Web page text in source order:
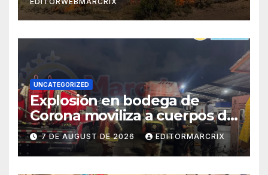
UNCATEGORIZED
Explosión en bodega de
Corona moviliza a cuerpos de
emergencia en Cancún
7 DE AUGUST DE 2026 EDITORMARCRIX